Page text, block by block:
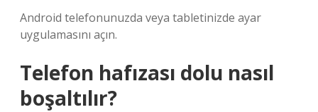
Android telefonunuzda veya tabletinizde ayar
uygulamasını açın.
Telefon hafızası dolu nasıl
boşaltılır?